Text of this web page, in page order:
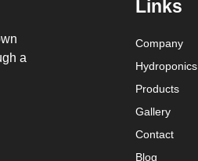
a
Links
Company
Hydroponics
Products
Gallery
Contact
Blog